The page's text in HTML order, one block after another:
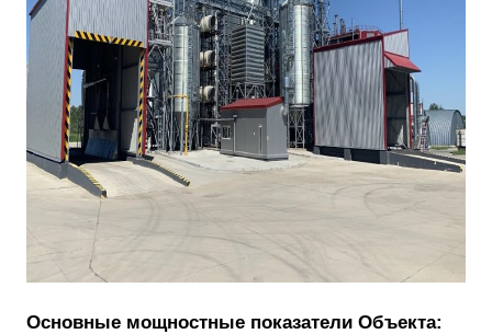
Основные мощностные показатели Объекта: